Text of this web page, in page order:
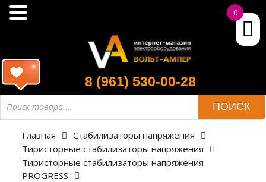
8 (961) 530-00-28
ПОИСК
Главная
Стабилизаторы напряжения
Тиристорные стабилизаторы напряжения
Тиристорные стабилизаторы напряжения
PROGRESS
0